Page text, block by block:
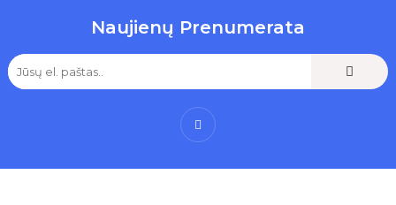
Naujienų Prenumerata
Facebook